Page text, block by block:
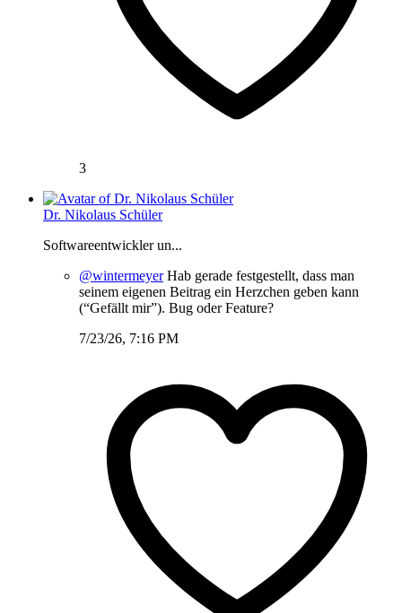
3
Dr. Nikolaus Schüler
Softwareentwickler un...
@wintermeyerHab gerade festgestellt, dass man
seinem eigenen Beitrag ein Herzchen geben kann
(“Gefällt mir”). Bug oder Feature?
7/23/26, 7:16 PM